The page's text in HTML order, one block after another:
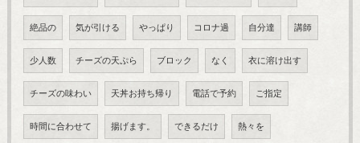
絶品の 気が引ける やっぱり コロナ過 自分達 講師
少人数 チーズの天ぷら ブロック なく 衣に溶け出す
チーズの味わい 天丼お持ち帰り 電話で予約 ご指定
時間に合わせて 揚げます。 できるだけ 熱々を